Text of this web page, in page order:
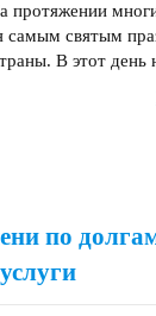
самым святым
В этот день
по